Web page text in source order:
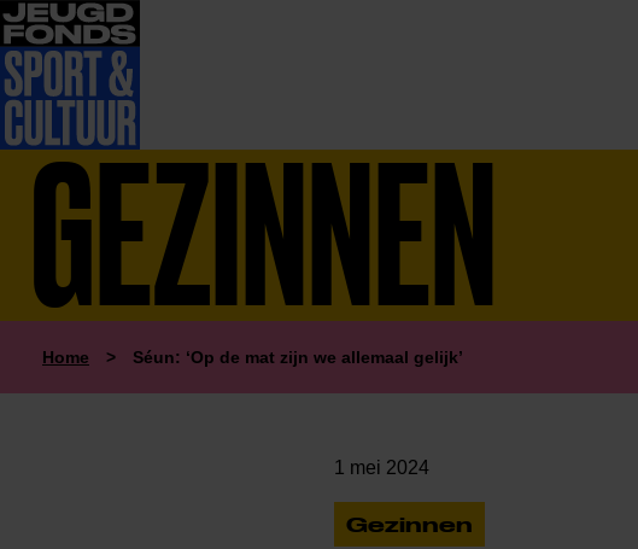
GEZINNEN
Home > Séun: ‘Op de mat zijn we allemaal gelijk’
1 mei 2024
Gezinnen